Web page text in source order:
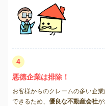
4
悪徳企業は排除！
お客様からのクレームの多い企
できるため、 優良な不動産会社が